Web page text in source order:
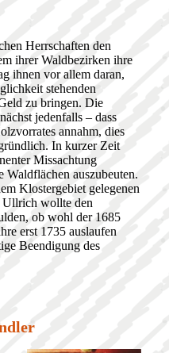
Herrschaften den
ihrer Waldbezirken ihre
ihnen vor allem daran,
stehenden
zu bringen. Die
jedenfalls – dass
annahm, dies
In kurzer Zeit
Missachtung
Waldflächen auszubeuten.
Klostergebiet gelegenen
wollte den
ob wohl der 1685
erst 1735 auslaufen
Beendigung des